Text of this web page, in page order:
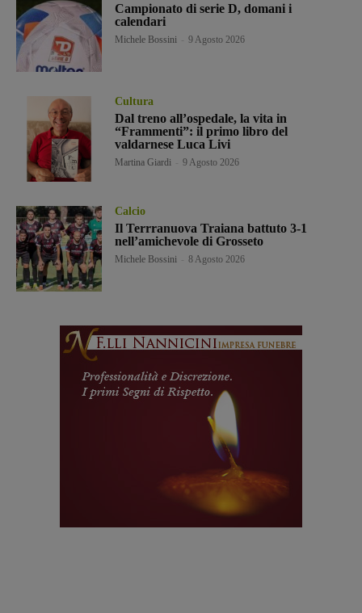
Campionato di serie D, domani i
calendari
Michele Bossini 9 Agosto 2026
Cultura
Dal treno all’ospedale, la vita in
“Frammenti”: il primo libro del
valdarnese Luca Livi
Martina Giardi 9 Agosto 2026
Calcio
Il Terrranuova Traiana battuto 3-1
nell’amichevole di Grosseto
Michele Bossini 8 Agosto 2026